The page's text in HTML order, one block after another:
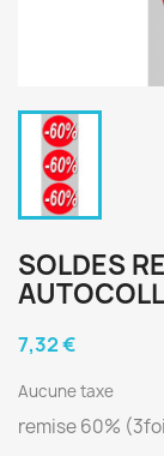
SOLDES
7,32 €
Aucune taxe
remise 60%